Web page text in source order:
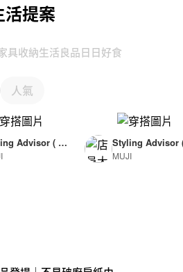
提案
具收納生活良品日日好食
人氣
Advisor ( F
)
Styling Advisor
or Man )
MUJI